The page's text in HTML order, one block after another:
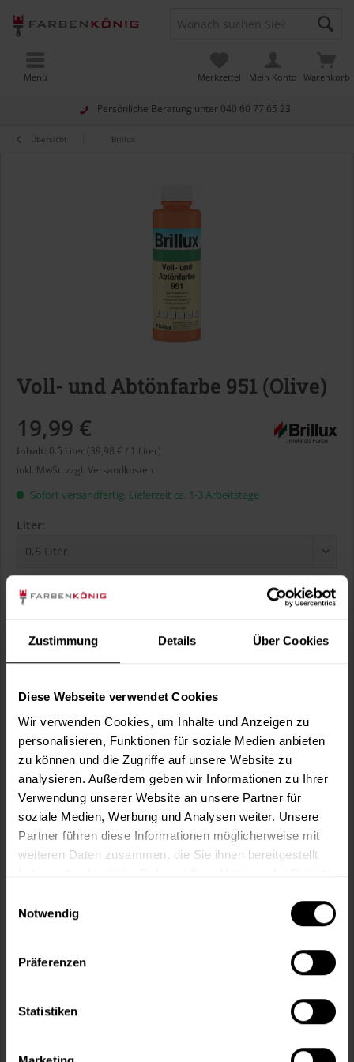
Zustimmung Details Über Cookies
Diese Webseite verwendet Cookies
Wir verwenden Cookies, um Inhalte und Anzeigen zu
personalisieren, Funktionen für soziale Medien anbieten
zu können und die Zugriffe auf unsere Website zu
analysieren. Außerdem geben wir Informationen zu Ihrer
Verwendung unserer Website an unsere Partner für
soziale Medien, Werbung und Analysen weiter. Unsere
Partner führen diese Informationen möglicherweise mit
weiteren Daten zusammen, die Sie ihnen bereitgestellt
Notwendig
Präferenzen
Statistiken
Persönliche Beratung unter 040 60 77 65 23
Warenkorb
Merkzettel Mein Konto
Menü
Übersicht Brillux
Voll- und Abtönfarbe 951 (Olive)
19,99 €
Inhalt: 0.5 Liter (39,98 € / 1 Liter)
inkl. MwSt. zzgl. Versandkosten
Sofort versandfertig, Lieferzeit ca. 1-3 Arbeitstage
Liter:
Verbrauch berechnen
m²
In den Warenkorb
Merken Fragen zum Artikel?
Artikel-Nr.: BX0951OLIVE
Versand innerhalb von 48h*